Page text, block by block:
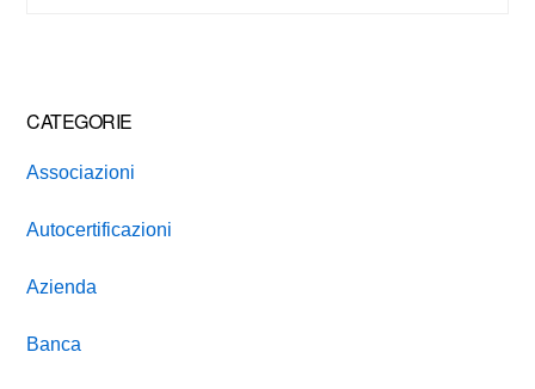
CATEGORIE
Associazioni
Autocertificazioni
Azienda
Banca